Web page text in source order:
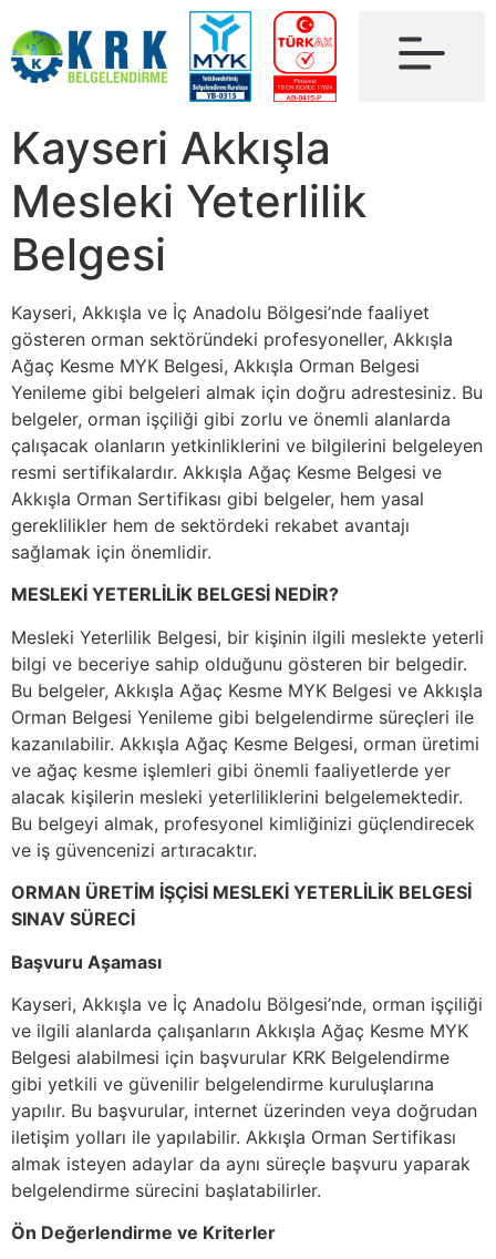
Kayseri Akkışla
Mesleki Yeterlilik
Belgesi
Kayseri, Akkışla ve İç Anadolu Bölgesi’nde faaliyet
gösteren orman sektöründeki profesyoneller, Akkışla
Ağaç Kesme MYK Belgesi, Akkışla Orman Belgesi
Yenileme gibi belgeleri almak için doğru adrestesiniz. Bu
belgeler, orman işçiliği gibi zorlu ve önemli alanlarda
çalışacak olanların yetkinliklerini ve bilgilerini belgeleyen
resmi sertifikalardır. Akkışla Ağaç Kesme Belgesi ve
Akkışla Orman Sertifikası gibi belgeler, hem yasal
gereklilikler hem de sektördeki rekabet avantajı
sağlamak için önemlidir.
MESLEKİ YETERLİLİK BELGESİ NEDİR?
Mesleki Yeterlilik Belgesi, bir kişinin ilgili meslekte yeterli
bilgi ve beceriye sahip olduğunu gösteren bir belgedir.
Bu belgeler, Akkışla Ağaç Kesme MYK Belgesi ve Akkışla
Orman Belgesi Yenileme gibi belgelendirme süreçleri ile
kazanılabilir. Akkışla Ağaç Kesme Belgesi, orman üretimi
ve ağaç kesme işlemleri gibi önemli faaliyetlerde yer
alacak kişilerin mesleki yeterliliklerini belgelemektedir.
Bu belgeyi almak, profesyonel kimliğinizi güçlendirecek
ve iş güvencenizi artıracaktır.
ORMAN ÜRETİM İŞÇİSİ MESLEKİ YETERLİLİK BELGESİ
SINAV SÜRECİ
Başvuru Aşaması
Kayseri, Akkışla ve İç Anadolu Bölgesi’nde, orman işçiliği
ve ilgili alanlarda çalışanların Akkışla Ağaç Kesme MYK
Belgesi alabilmesi için başvurular KRK Belgelendirme
gibi yetkili ve güvenilir belgelendirme kuruluşlarına
yapılır. Bu başvurular, internet üzerinden veya doğrudan
iletişim yolları ile yapılabilir. Akkışla Orman Sertifikası
almak isteyen adaylar da aynı süreçle başvuru yaparak
belgelendirme sürecini başlatabilirler.
Ön Değerlendirme ve Kriterler